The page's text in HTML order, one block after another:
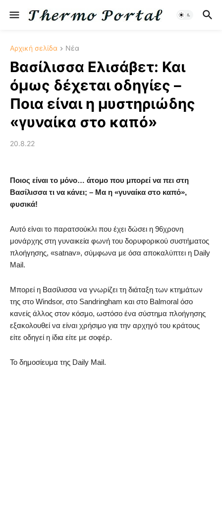
Αρχική σελίδα Νέα
Βασίλισσα Ελισάβετ: Και
όμως δέχεται οδηγίες –
Ποια είναι η μυστηριώδης
«γυναίκα στο καπό»
20.8.22
Ποιος είναι το μόνο… άτομο που μπορεί να πει στη
Βασίλισσα τι να κάνει; – Μα η «γυναίκα στο καπό»,
φυσικά!
Αυτό είναι το παρατσούκλι που έχει δώσει η 96χρονη
μονάρχης στη γυναικεία φωνή του δορυφορικού συστήματος
πλοήγησης, «satnav», σύμφωνα με όσα αποκαλύπτει η Daily
Mail.
Μπορεί η Βασίλισσα να γνωρίζει τη διάταξη των κτημάτων
της στο Windsor, στο Sandringham και στο Balmoral όσο
κανείς άλλος στον κόσμο, ωστόσο ένα σύστημα πλοήγησης
εξακολουθεί να είναι χρήσιμο για την αρχηγό του κράτους
είτε οδηγεί η ίδια είτε με σοφέρ.
Το δημοσίευμα της Daily Mail.